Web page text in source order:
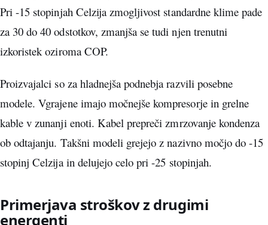
Pri -15 stopinjah Celzija zmogljivost standardne klime pade
za 30 do 40 odstotkov, zmanjša se tudi njen trenutni
izkoristek oziroma COP.
Proizvajalci so za hladnejša podnebja razvili posebne
modele. Vgrajene imajo močnejše kompresorje in grelne
kable v zunanji enoti. Kabel prepreči zmrzovanje kondenza
ob odtajanju. Takšni modeli grejejo z nazivno močjo do -15
stopinj Celzija in delujejo celo pri -25 stopinjah.
Primerjava stroškov z drugimi
energenti